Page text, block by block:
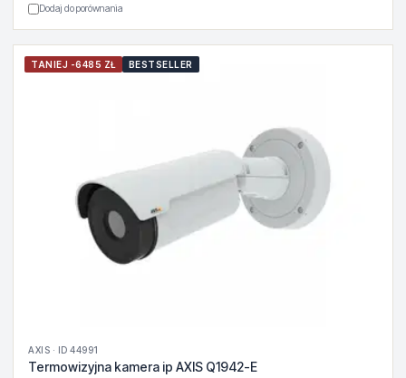
Dodaj do porównania
TANIEJ -6485 ZŁ BESTSELLER
AXIS · ID 44991
Termowizyjna kamera ip AXIS Q1942-E